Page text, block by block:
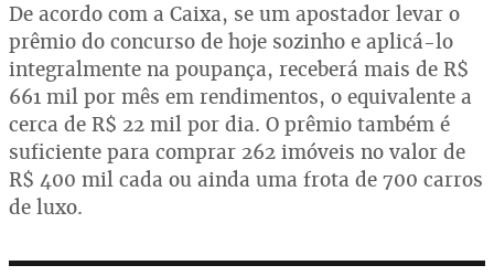
De acordo com a Caixa, se um apostador levar o
prêmio do concurso de hoje sozinho e aplicá-lo
integralmente na poupança, receberá mais de R$
661 mil por mês em rendimentos, o equivalente a
cerca de R$ 22 mil por dia. O prêmio também é
suficiente para comprar 262 imóveis no valor de
R$ 400 mil cada ou ainda uma frota de 700 carros
de luxo.